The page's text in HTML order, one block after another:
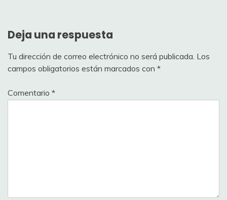
Deja una respuesta
Tu dirección de correo electrónico no será publicada. Los
campos obligatorios están marcados con *
Comentario *